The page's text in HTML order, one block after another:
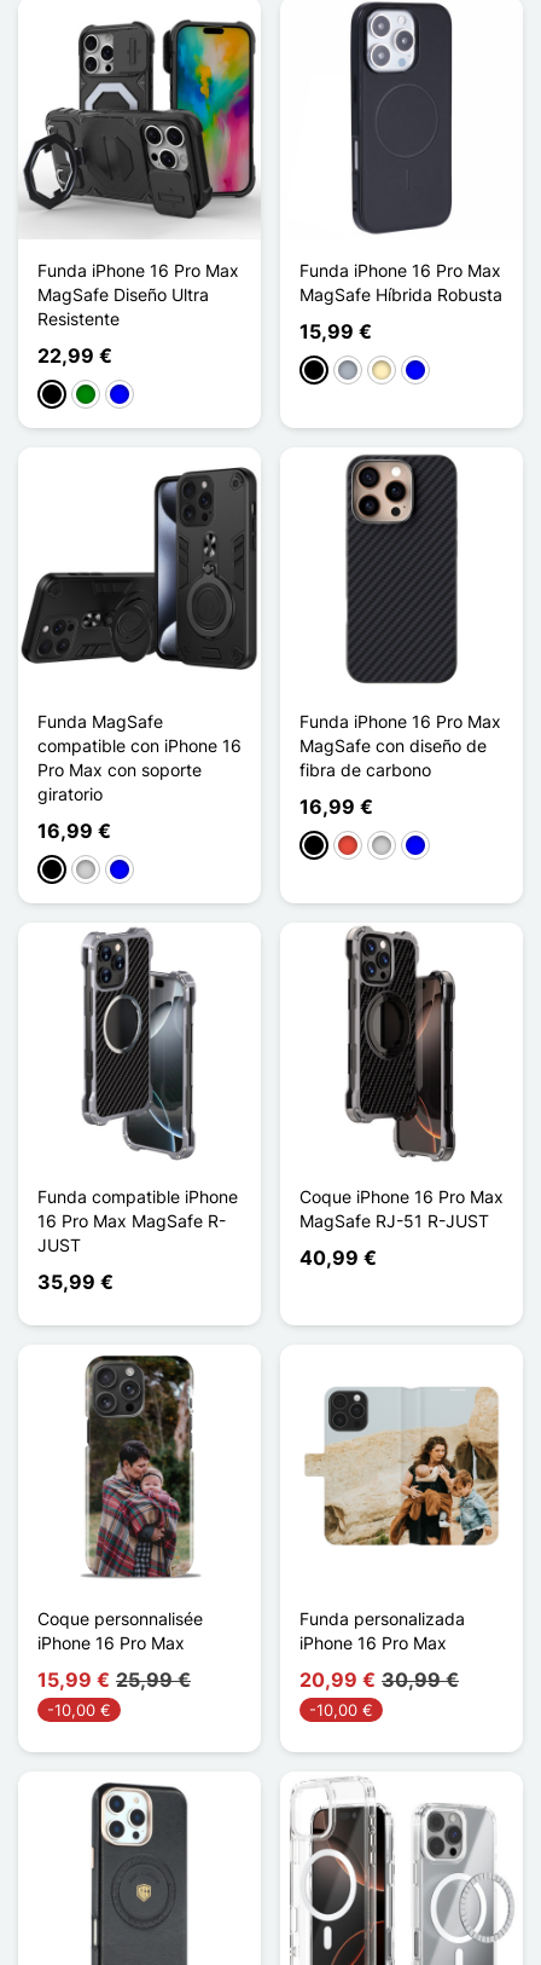
Funda iPhone 16 Pro Max
MagSafe Diseño Ultra
Resistente
22,99 €
NegroVerdeAzul
Funda iPhone 16 Pro Max
MagSafe Híbrida Robusta
15,99 €
NegroGris Oro Azul
Funda MagSafe
compatible con iPhone 16
Pro Max con soporte
giratorio
16,99 €
NegroPlataAzul
Funda iPhone 16 Pro Max
MagSafe con diseño de
fibra de carbono
16,99 €
NegroRojoPlataAzul
Funda compatible iPhone
16 Pro Max MagSafe R-
JUST
35,99 €
Coque iPhone 16 Pro Max
MagSafe RJ-51 R-JUST
40,99 €
Coque personnalisée
iPhone 16 Pro Max
15,99 € 25,99 €
-10,00 €
Funda personalizada
iPhone 16 Pro Max
20,99 € 30,99 €
-10,00 €